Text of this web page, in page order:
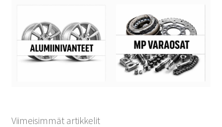
Viimeisimmät artikkelit